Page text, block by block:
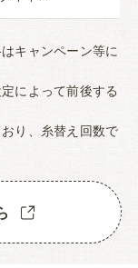
キャンペーン等に
によって前後する
り、糸替え回数で